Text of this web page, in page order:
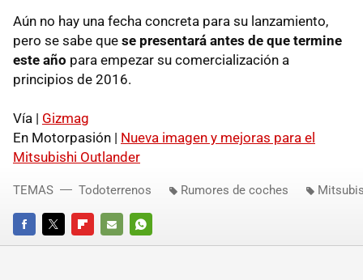
Aún no hay una fecha concreta para su lanzamiento,
pero se sabe que se presentará antes de que termine
este año para empezar su comercialización a
principios de 2016.
Vía | Gizmag
En Motorpasión | Nueva imagen y mejoras para el
Mitsubishi Outlander
FACEBOOKTWITTERFLIPBOARD
E-
WHATSAPP
TEMAS Todoterrenos Rumores de coches